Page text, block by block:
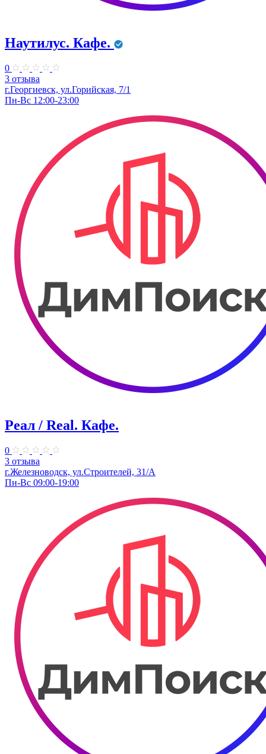
Наутилус. Кафе.
0
3 отзыва
г.Георгиевск, ул.Горийская, 7/1
Пн-Вс 12:00-23:00
Реал / Real. Кафе.
0
3 отзыва
г.Железноводск, ул.Строителей, 31/А
Пн-Вс 09:00-19:00